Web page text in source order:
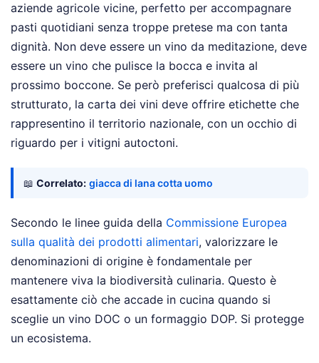
aziende agricole vicine, perfetto per accompagnare
pasti quotidiani senza troppe pretese ma con tanta
dignità. Non deve essere un vino da meditazione, deve
essere un vino che pulisce la bocca e invita al
prossimo boccone. Se però preferisci qualcosa di più
strutturato, la carta dei vini deve offrire etichette che
rappresentino il territorio nazionale, con un occhio di
riguardo per i vitigni autoctoni.
📖 Correlato: giacca di lana cotta uomo
Secondo le linee guida della Commissione Europea
sulla qualità dei prodotti alimentari, valorizzare le
denominazioni di origine è fondamentale per
mantenere viva la biodiversità culinaria. Questo è
esattamente ciò che accade in cucina quando si
sceglie un vino DOC o un formaggio DOP. Si protegge
un ecosistema.